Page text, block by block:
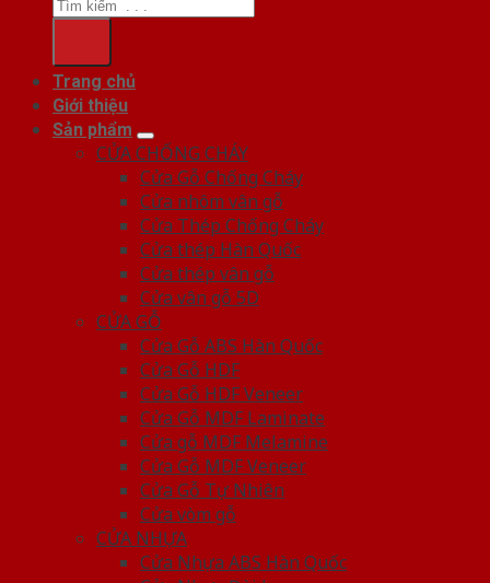
Trang chủ
Giới thiệu
Sản phẩm
CỬA CHỐNG CHÁY
Cửa Gỗ Chống Cháy
Cửa nhôm vân gỗ
Cửa Thép Chống Cháy
Cửa thép Hàn Quốc
Cửa thép vân gỗ
Cửa vân gỗ 5D
CỬA GỖ
Cửa Gỗ ABS Hàn Quốc
Cửa Gỗ HDF
Cửa Gỗ HDF Veneer
Cửa Gỗ MDF Laminate
Cửa gỗ MDF Melamine
Cửa Gỗ MDF Veneer
Cửa Gỗ Tự Nhiên
Cửa vòm gỗ
CỬA NHỰA
Cửa Nhựa ABS Hàn Quốc